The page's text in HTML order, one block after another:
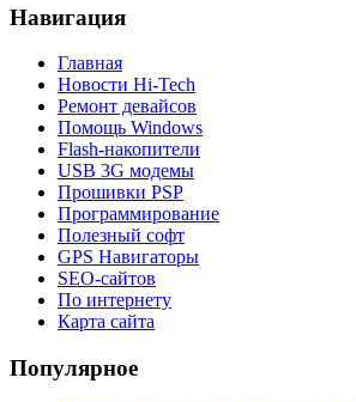
Навигация
Главная
Новости Hi-Tech
Ремонт девайсов
Помощь Windows
Flash-накопители
USB 3G модемы
Прошивки PSP
Программирование
Полезный софт
GPS Навигаторы
SEO-сайтов
По интернету
Карта сайта
Популярное